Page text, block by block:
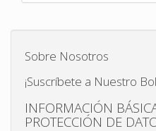
Sobre Nosotros
¡Suscríbete a Nuestro
INFORMACIÓN
PROTECCIÓN DE